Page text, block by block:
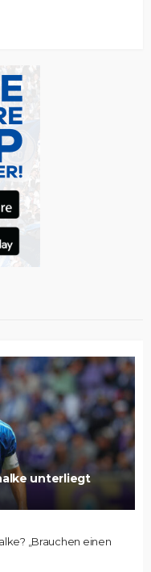
unterliegt
„Brauchen einen